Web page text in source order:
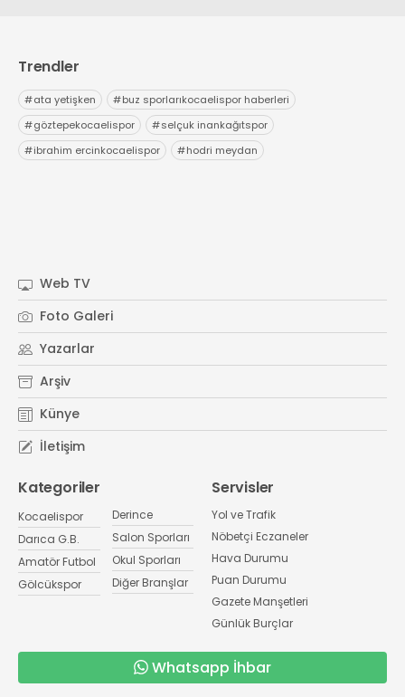
Trendler
#ata yetişken #buz sporlarıkocaelispor haberleri
#göztepekocaelispor #selçuk inankağıtspor
#ibrahim ercinkocaelispor #hodri meydan
Web TV
Foto Galeri
Yazarlar
Arşiv
Künye
İletişim
Kategoriler
Kocaelispor
Darıca G.B.
Amatör Futbol
Gölcükspor
Derince
Salon Sporları
Okul Sporları
Diğer Branşlar
Servisler
Yol ve Trafik
Nöbetçi Eczaneler
Hava Durumu
Puan Durumu
Gazete Manşetleri
Günlük Burçlar
Whatsapp İhbar